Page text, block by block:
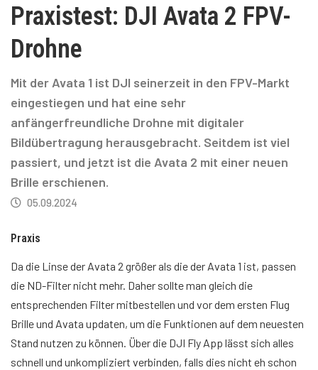
Praxistest: DJI Avata 2 FPV-
Drohne
Mit der Avata 1 ist DJI seinerzeit in den FPV-Markt
eingestiegen und hat eine sehr
anfängerfreundliche Drohne mit digitaler
Bildübertragung herausgebracht. Seitdem ist viel
passiert, und jetzt ist die Avata 2 mit einer neuen
Brille erschienen.
05.09.2024
Praxis
Da die Linse der Avata 2 größer als die der Avata 1 ist, passen
die ND-Filter nicht mehr. Daher sollte man gleich die
entsprechenden Filter mitbestellen und vor dem ersten Flug
Brille und Avata updaten, um die Funktionen auf dem neuesten
Stand nutzen zu können. Über die DJI Fly App lässt sich alles
schnell und unkompliziert verbinden, falls dies nicht eh schon